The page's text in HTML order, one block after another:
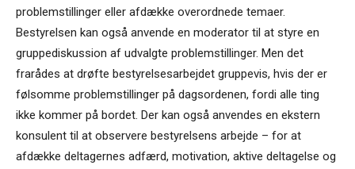
problemstillinger eller afdække overordnede temaer.
Bestyrelsen kan også anvende en moderator til at styre en
gruppediskussion af udvalgte problemstillinger. Men det
frarådes at drøfte bestyrelsesarbejdet gruppevis, hvis der er
følsomme problemstillinger på dagsordenen, fordi alle ting
ikke kommer på bordet. Der kan også anvendes en ekstern
konsulent til at observere bestyrelsens arbejde – for at
afdække deltagernes adfærd, motivation, aktive deltagelse og